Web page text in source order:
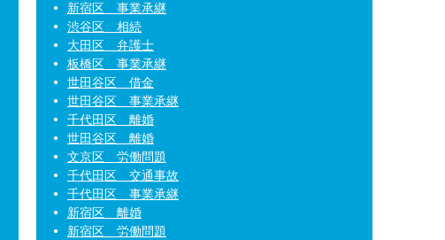
新宿区 事業承継
渋谷区 相続
大田区 弁護士
板橋区 事業承継
世田谷区 借金
世田谷区 事業承継
千代田区 離婚
世田谷区 離婚
文京区 労働問題
千代田区 交通事故
千代田区 事業承継
新宿区 離婚
新宿区 労働問題